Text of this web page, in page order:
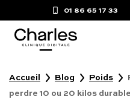
01 86 65 17 33
Santé sexuelle
Accueil Blog Poids
perdre 10 ou 20 kilos